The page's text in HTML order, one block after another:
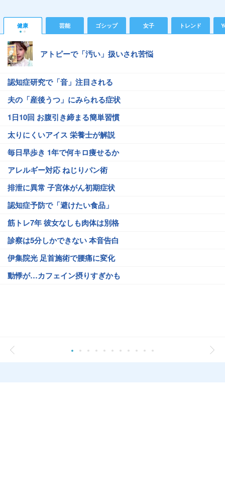
健康 芸能 ゴシップ 女子 トレンド
アトピーで「汚い」扱いされ苦悩
認知症研究で「音」注目される
夫の「産後うつ」にみられる症状
1日10回 お腹引き締まる簡単習慣
太りにくいアイス 栄養士が解説
毎日早歩き 1年で何キロ痩せるか
アレルギー対応 ねじりパン術
排泄に異常 子宮体がん初期症状
認知症予防で「避けたい食品」
筋トレ7年 彼女なしも肉体は別格
診察は5分しかできない 本音告白
伊集院光 足首施術で腰痛に変化
動悸が…カフェイン摂りすぎかも